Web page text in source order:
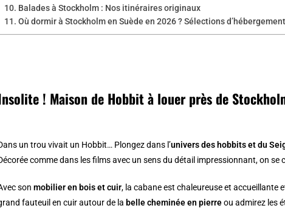
Balades à Stockholm : Nos itinéraires originaux
Où dormir à Stockholm en Suède en 2026 ? Sélections
! Maison de Hobbit à louer près de
un trou vivait un Hobbit… Plongez dans l’univers des hobbits et du
comme dans les films avec un sens du détail impressionnant, on se
sonmobilier en bois et cuir, la cabane est chaleureuse et accueillante
fauteuil en cuir autour de la belle cheminée en pierreou admirez les